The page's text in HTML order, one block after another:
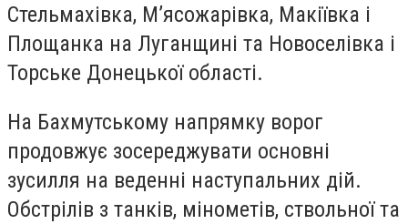
Стельмахівка, М’ясожарівка, Макіївка і
Площанка на Луганщині та Новоселівка і
Торське Донецької області.
На Бахмутському напрямку ворог
продовжує зосереджувати основні
зусилля на веденні наступальних дій.
Обстрілів з танків, мінометів, ствольної та